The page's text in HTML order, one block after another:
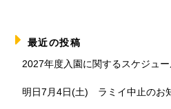
最近の投稿
2027年度入園に関するスケジュ
明日7月4日(土) ラミイ中止のお